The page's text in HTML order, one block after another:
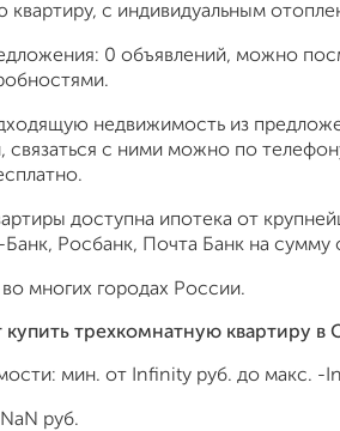
квартиру, с индивидуальным
0 объявлений, можно
недвижимость из
связаться с ними можно по
доступна ипотека от
Росбанк, Почта Банк на
многих городах России.
купить трехкомнатную квартиру в
мин. от Infinity руб. до макс. -
NaN руб.